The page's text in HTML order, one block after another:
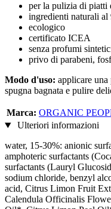
per la pulizia di piatti
ingredienti naturali al
ecologico
certificato ICEA
senza profumi
privo di parabeni,
Modo d'uso: applicare una
spugna bagnata e pulire
Marca: ORGANIC
Ulteriori informazioni
water, 15-30%: anionic
amphoteric surfactants
surfactants (Lauryl
sodium chloride, benzyl
acid, Citrus Limon Fruit
Calendula Officinalis